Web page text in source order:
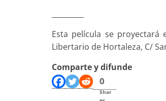
Esta película se
Libertario de Hortaleza, C/
Comparte y difunde
0
Shar